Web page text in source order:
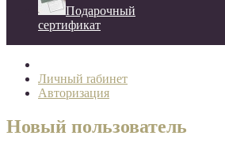
Подарочный
сертификат
Личный rабинет
Авторизация
Новый пользователь